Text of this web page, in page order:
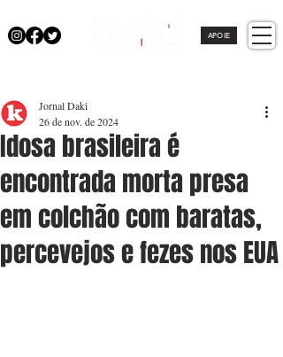
APOIE
Idosa brasileira é
encontrada morta presa
em colchão com baratas,
percevejos e fezes nos EUA
Jornal Daki
26 de nov. de 2024